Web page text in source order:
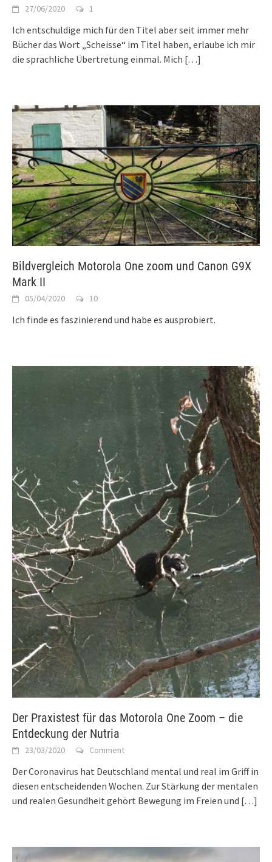
27/06/2020 1
Ich entschuldige mich für den Titel aber seit immer mehr
Bücher das Wort „Scheisse“ im Titel haben, erlaube ich mir
die sprachliche Übertretung einmal. Mich […]
Bildvergleich Motorola One zoom und Canon G9X
Mark II
05/04/2020 10
Ich finde es faszinierend und habe es ausprobiert.
Der Praxistest für das Motorola One Zoom – die
Entdeckung der Nutria
23/03/2020 Comment
Der Coronavirus hat Deutschland mental und real im Griff in
diesen entscheidenden Wochen. Zur Stärkung der mentalen
und realen Gesundheit gehört Bewegung im Freien und […]